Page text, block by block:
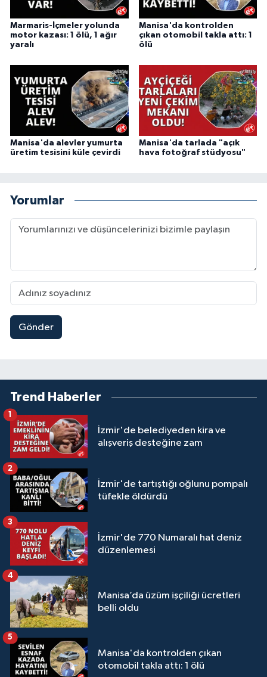
Marmaris-İçmeler yolunda
motor kazası: 1 ölü, 1 ağır
yaralı
Manisa'da kontrolden
çıkan otomobil takla attı: 1
ölü
Manisa'da alevler yumurta
üretim tesisini küle çevirdi
Manisa'da tarlada "açık
hava fotoğraf stüdyosu"
Yorumlar
Gönder
Trend Haberler
İzmir'de belediyeden kira ve
alışveriş desteğine zam
1
İzmir'de tartıştığı oğlunu pompalı
tüfekle öldürdü
2
İzmir'de 770 Numaralı hat deniz
düzenlemesi
3
Manisa’da üzüm işçiliği ücretleri
belli oldu
4
Manisa'da kontrolden çıkan
otomobil takla attı: 1 ölü
5